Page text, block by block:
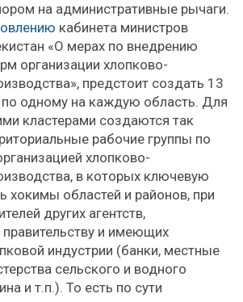
на административные рычаги.
кабинета министров
«О мерах по внедрению
организации хлопково-
предстоит создать 13
по одному на каждую область. Для
кластерами создаются так
рабочие группы по
хлопково-
в которых ключевую
хокимы областей и районов, при
других агентств,
и имеющих
индустрии (банки, местные
сельского и водного
и т.п.). То есть по сути